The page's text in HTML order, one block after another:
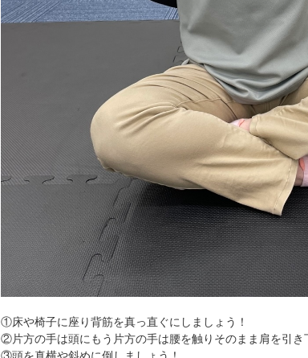
①床や椅子に座り背筋を真っ直ぐにしましょう！
②片方の手は頭にもう片方の手は腰を触りそのまま肩を引き